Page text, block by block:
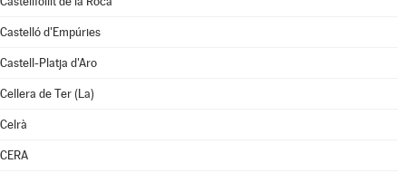
Castelló d'Empúries
Castell-Platja d'Aro
Cellera de Ter (La)
Celrà
CERA